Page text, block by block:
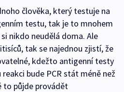
člověka, který testuje na
testu, tak je to mnohem
nikdo neudělá doma. Ale
tak se najednou zjistí, že
kdežto antigenní testy
bude PCR stát méně než
to půjde provádět